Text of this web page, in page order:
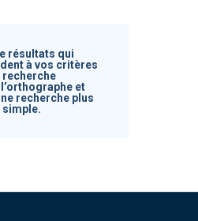
résultats qui
à vos critères
recherche
et
recherche plus
simple.